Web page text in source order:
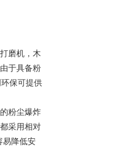
磨机，木
于具备粉
保可提供
粉尘爆炸
采用相对
易降低安